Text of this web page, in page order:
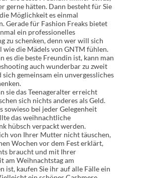
gerne hätten. Dann besteht für Sie
Möglichkeit es einmal
Gerade für Fashion Freaks bietet
ein professionelles
zu schenken, denn wer will sich
wie die Mädels von GNTM fühlen.
es die beste Freundin ist, kann man
auch wunderbar zu zweit
sich gemeinsam ein unvergessliches
sie das Teenageralter erreicht
sich nichts anderes als Geld.
sowieso bei jeder Gelegenheit
das weihnachtliche
hübsch verpackt werden.
von Ihrer Mutter nicht täuschen,
Wochen vor dem Fest erklärt,
braucht und mit Ihrer
am Weihnachtstag am
ist, kaufen Sie ihr auf alle Fälle ein